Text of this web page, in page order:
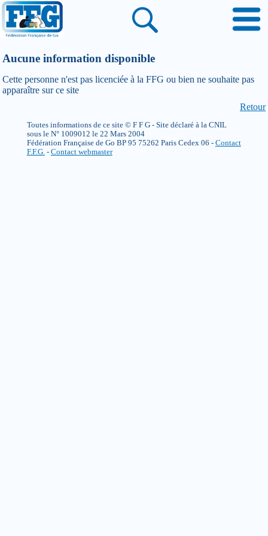
Aucune information disponible
Cette personne n'est pas licenciée à la FFG ou bien ne souhaite pas
apparaître sur ce site
Retour
Toutes informations de ce site © F F G - Site déclaré à la CNIL
sous le N° 1009012 le 22 Mars 2004
Fédération Française de Go BP 95 75262 Paris Cedex 06 - Contact
F.F.G.- Contact webmaster